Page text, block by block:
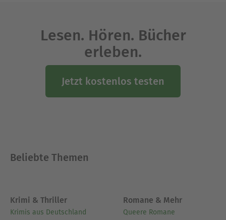
Lesen. Hören. Bücher
erleben.
Jetzt kostenlos testen
Beliebte Themen
Krimi & Thriller
Krimis aus Deutschland
Romane & Mehr
Queere Romane